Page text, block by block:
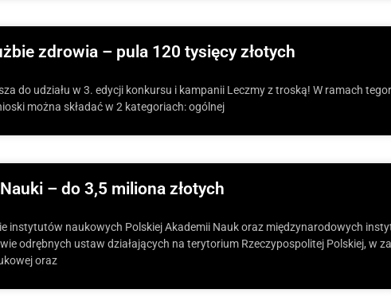
zdrowia – pula 120 tysięcy złotych
do udziału w 3. edycji konkursu i kampanii Leczmy z troską! W ramach
można składać w 2 kategoriach: ogólnej
– do 3,5 miliona złotych
instytutów naukowych Polskiej Akademii Nauk oraz międzynarodowych
odrębnych ustaw działających na terytorium Rzeczypospolitej Polskiej, w
oraz